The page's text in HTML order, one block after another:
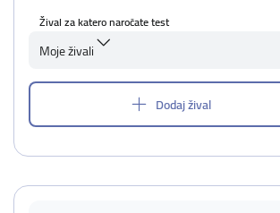
Žival za katero naročate test
Moje živali
Dodaj žival